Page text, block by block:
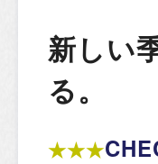
新しい
る。
★★★